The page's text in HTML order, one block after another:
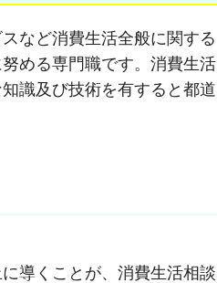
など消費生活全般に関する
める専門職です。消費生活
識及び技術を有すると都道
導くことが、消費生活相談